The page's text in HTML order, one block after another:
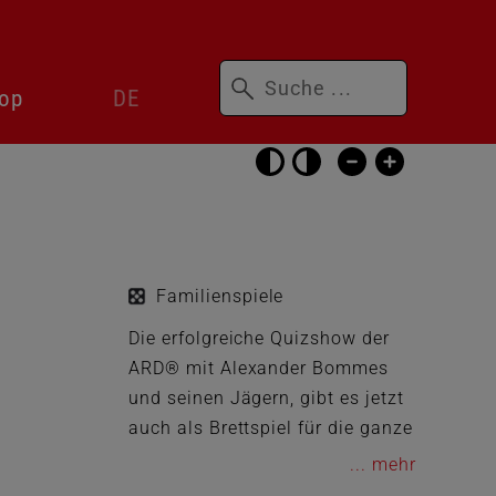
Barrierefrei-
Einstellungen
überspringen
überspringen
DE
Suchbegriffe
Familienspiele
Die erfolgreiche Quizshow der
ARD® mit Alexander Bommes
und seinen Jägern, gibt es jetzt
auch als Brettspiel für die ganze
Familie! Gefragt Gejagt ist nicht